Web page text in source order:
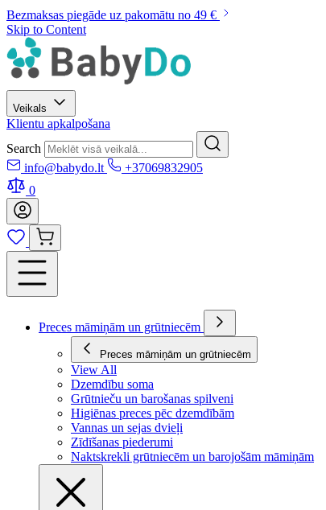
Bezmaksas piegāde uz pakomātu no 49 €
Skip to Content
Veikals
Klientu apkalpošana
Search
info@babydo.lt
+37069832905
0
Preces māmiņām un grūtniecēm
Preces māmiņām un grūtniecēm
View All
Dzemdību soma
Grūtnieču un barošanas spilveni
Higiēnas preces pēc dzemdībām
Vannas un sejas dvieļi
Zīdīšanas piederumi
Naktskrekli grūtniecēm un barojošām māmiņām